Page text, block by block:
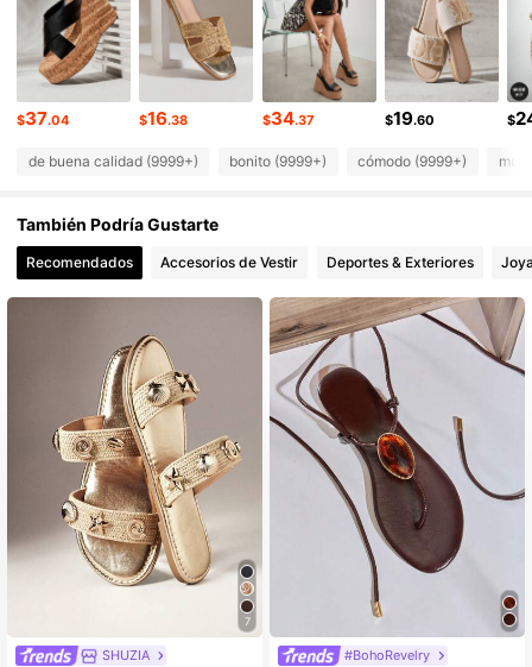
4.90 771K Seguidores
4.90 771K Seguidores
4.90 771K Seguidores
4.90 771K Seguidores
$37.04 $16.38 $34.37 $19.60 $
de buena calidad (9999+) bonito (9999+) cómodo (9999+) muy
También Podría Gustarte
Recomendados Accesorios de Vestir Deportes & Exteriores
7
SHUZIA #BohoRevelry